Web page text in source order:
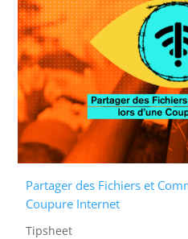
Partager des Fichiers et
Coupure Internet
Tipsheet